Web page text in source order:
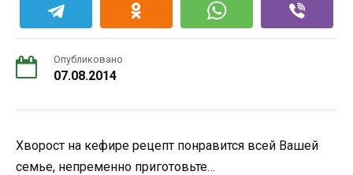
Опубликовано
07.08.2014
Хворост на кефире рецепт понравится всей Вашей
семье, непременно приготовьте…